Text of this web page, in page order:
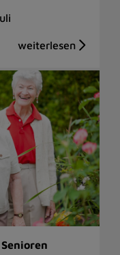
Senioren